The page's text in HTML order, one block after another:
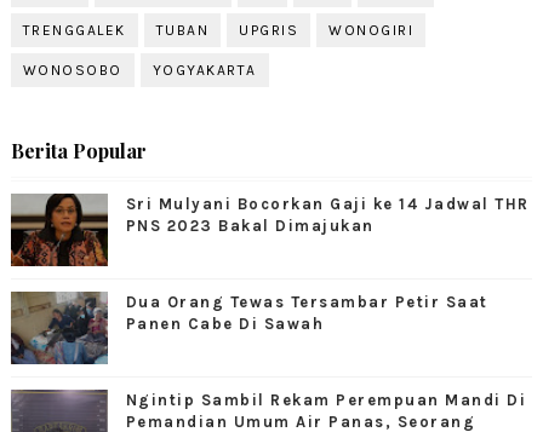
TRENGGALEK TUBAN UPGRIS WONOGIRI
WONOSOBO YOGYAKARTA
Berita Popular
Sri Mulyani Bocorkan Gaji ke 14 Jadwal THR
PNS 2023 Bakal Dimajukan
Dua Orang Tewas Tersambar Petir Saat
Panen Cabe Di Sawah
Ngintip Sambil Rekam Perempuan Mandi Di
Pemandian Umum Air Panas, Seorang